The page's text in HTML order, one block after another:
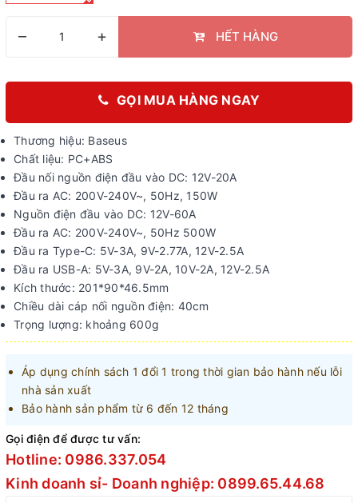
– + HẾT HÀNG
GỌI MUA HÀNG NGAY
Thương hiệu: Baseus
Chất liệu: PC+ABS
Đầu nối nguồn điện đầu vào DC: 12V-20A
Đầu ra AC: 200V-240V~, 50Hz, 150W
Nguồn điện đầu vào DC: 12V-60A
Đầu ra AC: 200V-240V~, 50Hz 500W
Đầu ra Type-C: 5V-3A, 9V-2.77A, 12V-2.5A
Đầu ra USB-A: 5V-3A, 9V-2A, 10V-2A, 12V-2.5A
Kích thước: 201*90*46.5mm
Chiều dài cáp nối nguồn điện: 40cm
Trọng lượng: khoảng 600g
Áp dụng chính sách 1 đổi 1 trong thời gian bảo hành nếu lỗi
nhà sản xuất
Bảo hành sản phẩm từ 6 đến 12 tháng
Gọi điện để được tư vấn:
Hotline: 0986.337.054
Kinh doanh sỉ- Doanh nghiệp: 0899.65.44.68